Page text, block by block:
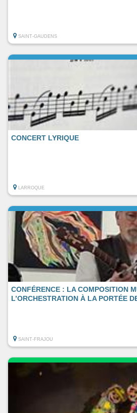
SAINT-GAUDENS
CONCERT LYRIQUE
LARROQUE
CONFÉRENCE : LA COMPOSITION
L’ORCHESTRATION À LA PORTÉE
SAINT-FRAJOU